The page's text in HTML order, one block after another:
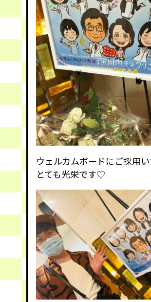
ウェルカムボードにご採用
とても光栄です♡